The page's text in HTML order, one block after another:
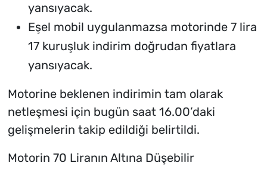
yansıyacak.
Eşel mobil uygulanmazsa motorinde 7 lira
17 kuruşluk indirim doğrudan fiyatlara
yansıyacak.
Motorine beklenen indirimin tam olarak
netleşmesi için bugün saat 16.00’daki
gelişmelerin takip edildiği belirtildi.
Motorin 70 Liranın Altına Düşebilir